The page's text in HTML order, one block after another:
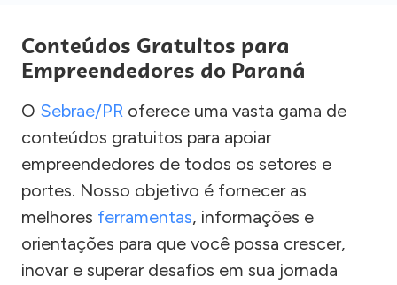
Conteúdos Gratuitos para
Empreendedores do Paraná
O Sebrae/PR oferece uma vasta gama de
conteúdos gratuitos para apoiar
empreendedores de todos os setores e
portes. Nosso objetivo é fornecer as
melhores ferramentas, informações e
orientações para que você possa crescer,
inovar e superar desafios em sua jornada